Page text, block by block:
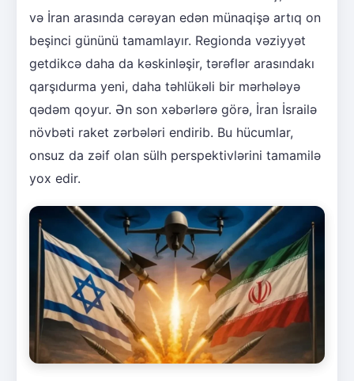
və İran arasında cərəyan edən münaqişə artıq on
beşinci gününü tamamlayır. Regionda vəziyyət
getdikcə daha da kəskinləşir, tərəflər arasındakı
qarşıdurma yeni, daha təhlükəli bir mərhələyə
qədəm qoyur. Ən son xəbərlərə görə, İran İsrailə
növbəti raket zərbələri endirib. Bu hücumlar,
onsuz da zəif olan sülh perspektivlərini tamamilə
yox edir.